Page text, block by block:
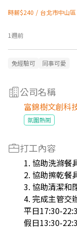
時薪$240 / 台北市中山區
1週前
免經驗可 同事可愛
公司名稱
富錦樹文創科
氛圍熱鬧
打工內容
1. 協助洗滌餐
2. 協助擦乾餐
3. 協助清潔和
4. 完成主管交
平日17:30-
假日13:30-